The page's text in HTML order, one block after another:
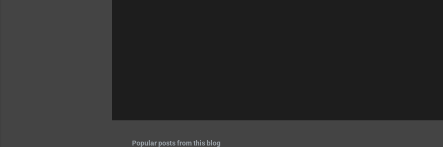
Popular posts from this blog